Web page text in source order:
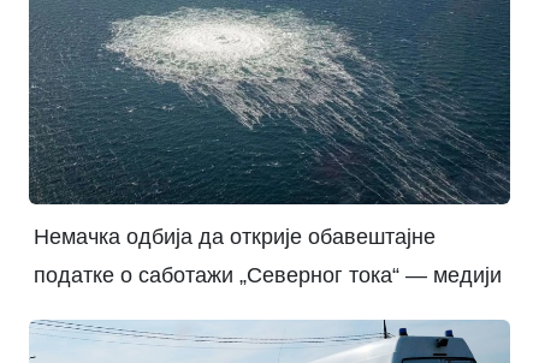
Немачка одбија да открије обавештајне
податке о саботажи „Северног тока“ — медији